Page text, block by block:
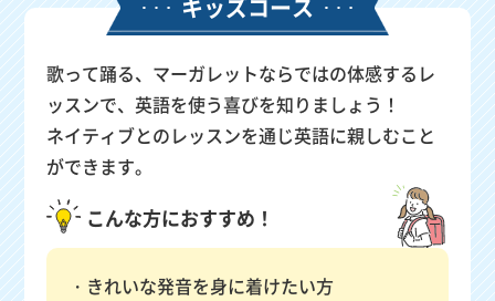
キッズコース
歌って踊る、マーガレットならではの体感するレ
ッスンで、英語を使う喜びを知りましょう！
ネイティブとのレッスンを通じ英語に親しむこと
ができます。
こんな方におすすめ！
きれいな発音を身に着けたい方